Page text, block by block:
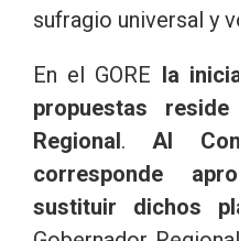
sufragio universal y
En el GORE la
propuestas
Regional. Al
corresponde
sustituir dichos